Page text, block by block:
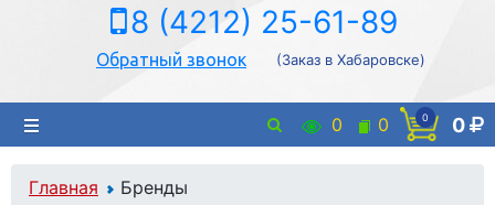
8 (4212) 25-61-89
Обратный звонок (Заказ в Хабаровске)
0 0 0 0
Главная Бренды